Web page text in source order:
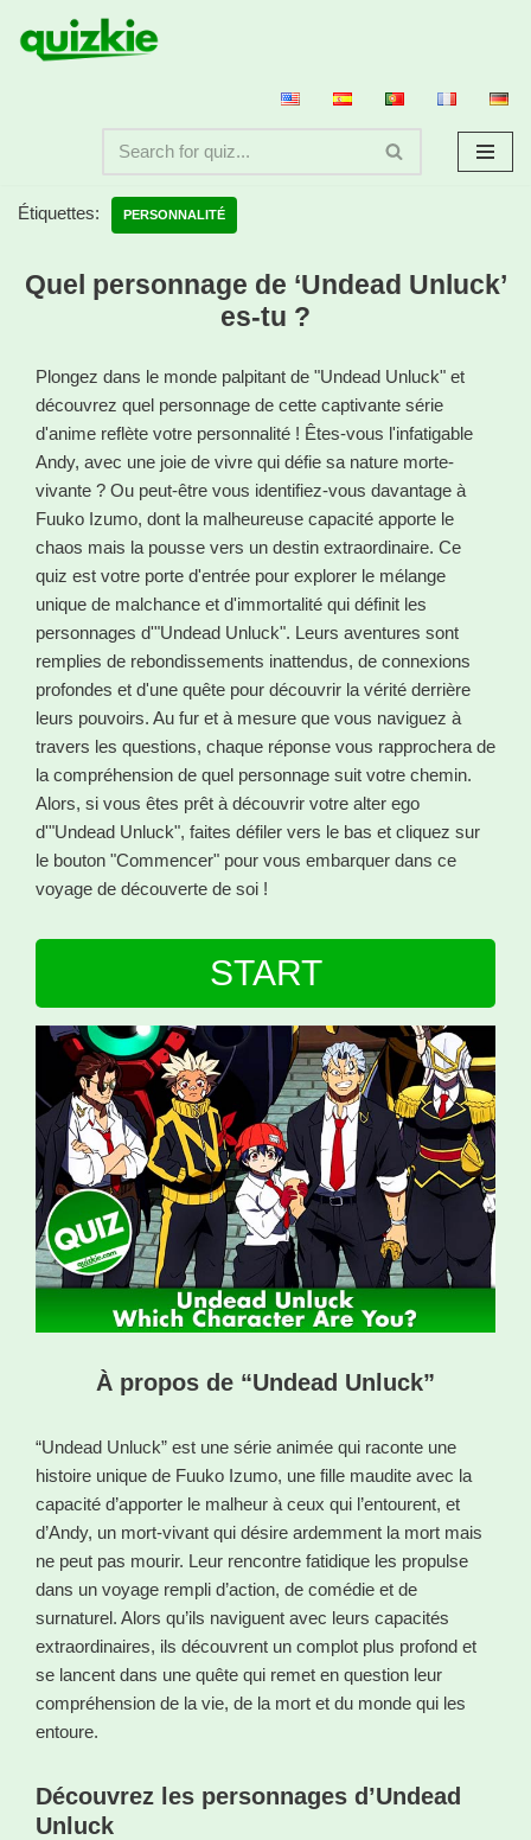
Aller
Étiquettes: PERSONNALITÉ
Quel personnage de ‘Undead Unluck’
es-tu ?
Plongez dans le monde palpitant de "Undead Unluck" et
découvrez quel personnage de cette captivante série
d'anime reflète votre personnalité ! Êtes-vous l'infatigable
Andy, avec une joie de vivre qui défie sa nature morte-
vivante ? Ou peut-être vous identifiez-vous davantage à
Fuuko Izumo, dont la malheureuse capacité apporte le
chaos mais la pousse vers un destin extraordinaire. Ce
quiz est votre porte d'entrée pour explorer le mélange
unique de malchance et d'immortalité qui définit les
personnages d'"Undead Unluck". Leurs aventures sont
remplies de rebondissements inattendus, de connexions
profondes et d'une quête pour découvrir la vérité derrière
leurs pouvoirs. Au fur et à mesure que vous naviguez à
travers les questions, chaque réponse vous rapprochera de
la compréhension de quel personnage suit votre chemin.
Alors, si vous êtes prêt à découvrir votre alter ego
d'"Undead Unluck", faites défiler vers le bas et cliquez sur
le bouton "Commencer" pour vous embarquer dans ce
voyage de découverte de soi !
START
À propos de “Undead Unluck”
“Undead Unluck” est une série animée qui raconte une
histoire unique de Fuuko Izumo, une fille maudite avec la
capacité d’apporter le malheur à ceux qui l’entourent, et
d’Andy, un mort-vivant qui désire ardemment la mort mais
ne peut pas mourir. Leur rencontre fatidique les propulse
dans un voyage rempli d’action, de comédie et de
surnaturel. Alors qu’ils naviguent avec leurs capacités
extraordinaires, ils découvrent un complot plus profond et
se lancent dans une quête qui remet en question leur
compréhension de la vie, de la mort et du monde qui les
entoure.
Découvrez les personnages d’Undead
Unluck